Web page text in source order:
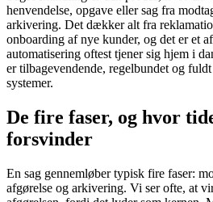
henvendelse, opgave eller sag fra
arkivering. Det dækker alt fra
onboarding af nye kunder, og det er et
automatisering oftest tjener sig hjem i
er tilbagevendende, regelbundet og
systemer.
De fire faser, og hvor
forsvinder
En sag gennemløber typisk fire faser:
afgørelse og arkivering. Vi ser ofte, at